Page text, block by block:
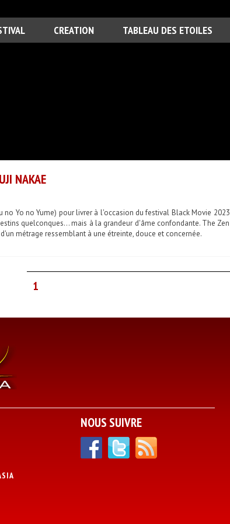
CREATION TABLEAU DES ETOILES
NAKAE
Yo no Yume) pour livrer à l'occasion du festival Black Movie 2023
quelconques... mais à la grandeur d'âme confondante. The Zen
métrage ressemblant à une étreinte, douce et concernée.
1
NOUS SUIVRE